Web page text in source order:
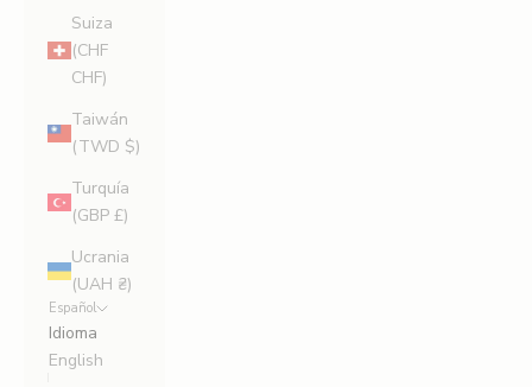
Suiza
(CHF
CHF)
Taiwán
(TWD $)
Turquía
(GBP £)
Ucrania
(UAH ₴)
Español
Idioma
English